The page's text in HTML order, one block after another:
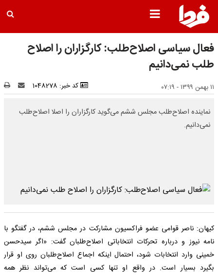
فعال سیاسی اصلاح‌طلب: کارگزاران را اصلاح
طلب نمی‌دانیم
۱۱ بهمن ۱۳۹۹ - ۰۷:۱۹ کد خبر: 1048278
نماینده اصلاح‌طلب مجلس ششم می‌گوید کارگزاران را اصلا اصلاح‌طلب
نمی‌دانیم.
کیهان: ناصر قوامی عضو فراکسیون مشارکت در مجلس ششم، در گفتگو با
نامه نیوز و درباره تحرکات انتخاباتی اصلاح‌طلبان گفت: «اگر سیدحسن
خمینی وارد انتخابات شود، احتمال اینکه اجماع اصلاح‌طلبان روی او قرار
بگیرد بسیار است. در واقع او تنها کسی است که می‌تواند نظر همه